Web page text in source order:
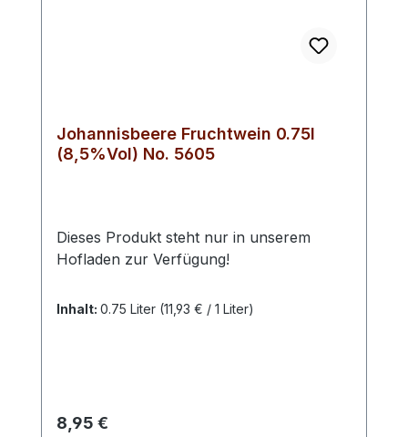
Johannisbeere Fruchtwein 0.75l
(8,5%Vol) No. 5605
Dieses Produkt steht nur in unserem
Hofladen zur Verfügung!
Inhalt: 0.75 Liter (11,93 € / 1 Liter)
Regulärer Preis:
8,95 €